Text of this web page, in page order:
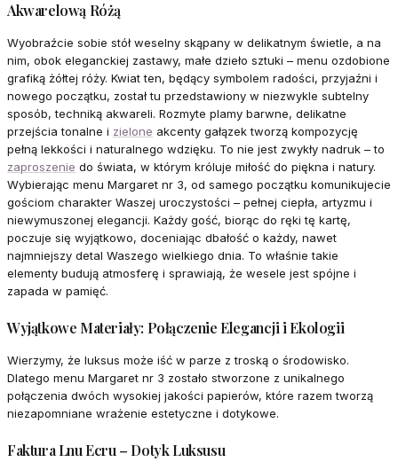
Akwarelową Różą
Wyobraźcie sobie stół weselny skąpany w delikatnym świetle, a na
nim, obok eleganckiej zastawy, małe dzieło sztuki – menu ozdobione
grafiką żółtej róży. Kwiat ten, będący symbolem radości, przyjaźni i
nowego początku, został tu przedstawiony w niezwykle subtelny
sposób, techniką akwareli. Rozmyte plamy barwne, delikatne
przejścia tonalne i zielone akcenty gałązek tworzą kompozycję
pełną lekkości i naturalnego wdzięku. To nie jest zwykły nadruk – to
zaproszenie do świata, w którym króluje miłość do piękna i natury.
Wybierając menu Margaret nr 3, od samego początku komunikujecie
gościom charakter Waszej uroczystości – pełnej ciepła, artyzmu i
niewymuszonej elegancji. Każdy gość, biorąc do ręki tę kartę,
poczuje się wyjątkowo, doceniając dbałość o każdy, nawet
najmniejszy detal Waszego wielkiego dnia. To właśnie takie
elementy budują atmosferę i sprawiają, że wesele jest spójne i
zapada w pamięć.
Wyjątkowe Materiały: Połączenie Elegancji i Ekologii
Wierzymy, że luksus może iść w parze z troską o środowisko.
Dlatego menu Margaret nr 3 zostało stworzone z unikalnego
połączenia dwóch wysokiej jakości papierów, które razem tworzą
niezapomniane wrażenie estetyczne i dotykowe.
Faktura Lnu Ecru – Dotyk Luksusu